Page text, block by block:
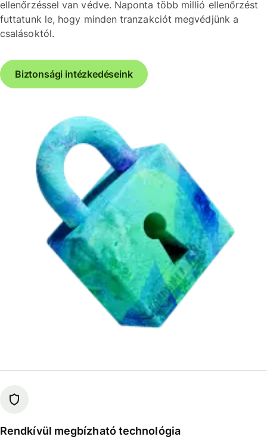
ellenőrzéssel van védve. Naponta több millió ellenőrzést
futtatunk le, hogy minden tranzakciót megvédjünk a
csalásoktól.
Biztonsági intézkedéseink
Rendkívül megbízható technológia